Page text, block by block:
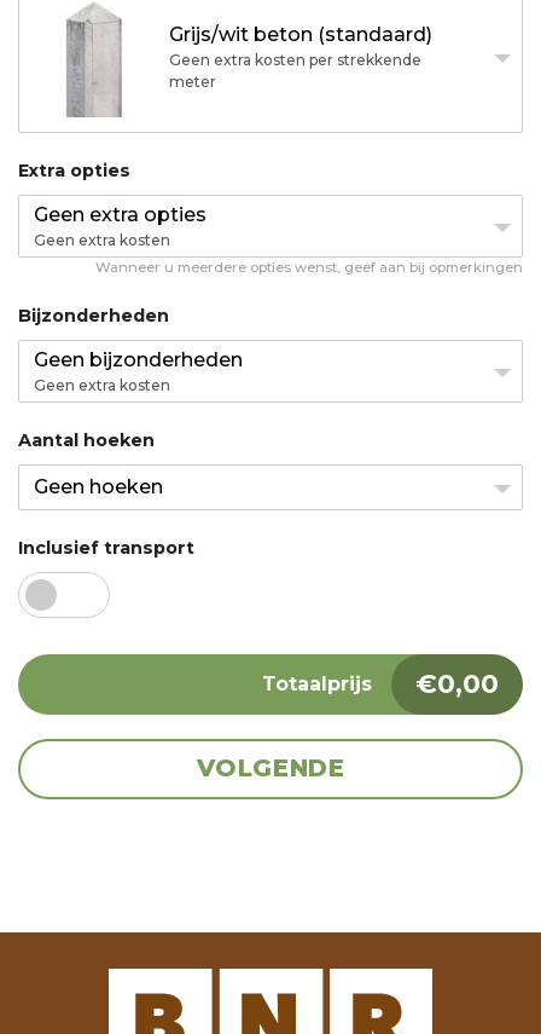
Grijs/wit beton (standaard)
Geen extra kosten per strekkende
meter
Extra opties
Geen extra opties
Geen extra kosten
Wanneer u meerdere opties wenst, geef aan bij opmerkingen
Bijzonderheden
Geen bijzonderheden
Geen extra kosten
Aantal hoeken
Geen hoeken
Inclusief transport
Totaalprijs €0,00
VOLGENDE